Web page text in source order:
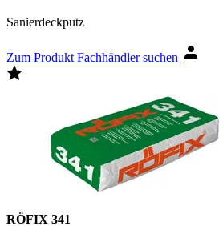
Sanierdeckputz
Zum Produkt Fachhändler suchen
RÖFIX 341